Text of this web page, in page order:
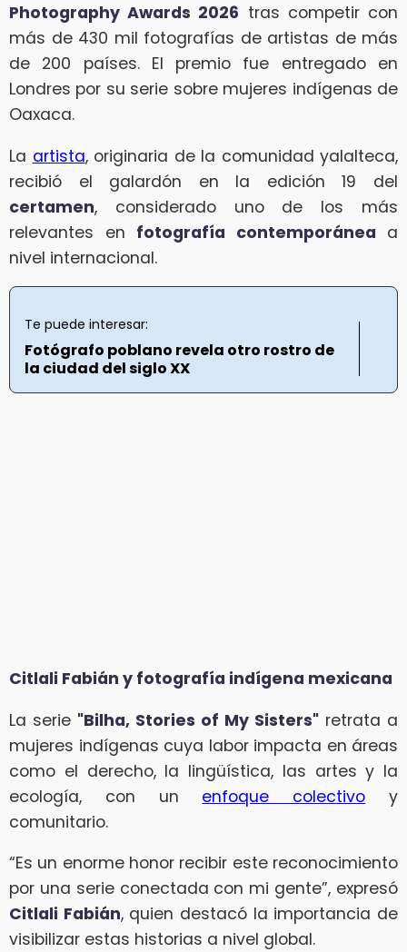
Photography Awards 2026 tras competir con
más de 430 mil fotografías de artistas de más
de 200 países. El premio fue entregado en
Londres por su serie sobre mujeres indígenas de
Oaxaca.
La artista, originaria de la comunidad yalalteca,
recibió el galardón en la edición 19 del
certamen, considerado uno de los más
relevantes en fotografía contemporánea a
nivel internacional.
Te puede interesar:
Fotógrafo poblano revela otro rostro de
la ciudad del siglo XX
Citlali Fabián y fotografía indígena mexicana
La serie "Bilha, Stories of My Sisters" retrata a
mujeres indígenas cuya labor impacta en áreas
como el derecho, la lingüística, las artes y la
ecología, con un enfoque colectivo y
comunitario.
“Es un enorme honor recibir este reconocimiento
por una serie conectada con mi gente”, expresó
Citlali Fabián, quien destacó la importancia de
visibilizar estas historias a nivel global.